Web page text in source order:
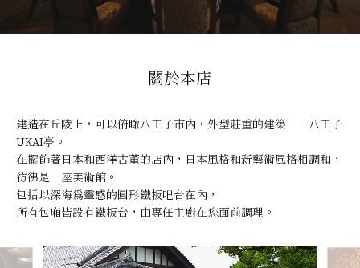
關於本店
建造在丘陵上，可以俯瞰八王子市內，外型莊重的建築——八王子
UKAI亭。
在擺飾著日本和西洋古董的店內，日本風格和新藝術風格相調和，
彷彿是一座美術館。
包括以深海為靈感的圓形鐵板吧台在內，
所有包廂皆設有鐵板台，由專任主廚在您面前調理。